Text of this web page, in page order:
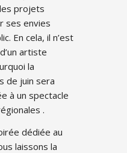
projets
ses envies
En cela, il n’est
artiste
la
de juin sera
à un spectacle
.
dédiée au
laissons la